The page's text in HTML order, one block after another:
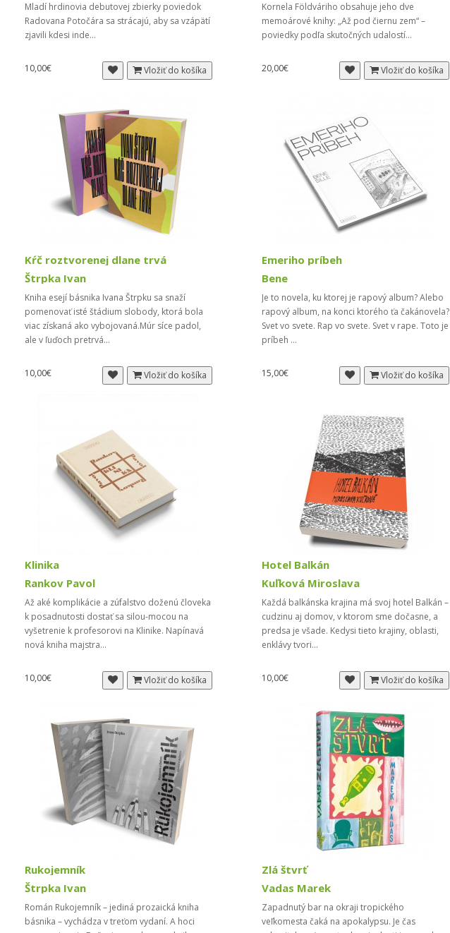
Mladí hrdinovia debutovej zbierky poviedok
Radovana Potočára sa strácajú, aby sa vzápätí
zjavili kdesi inde...
10,00€ Vložiť do košíka
Kornela Földváriho obsahuje jeho dve
memoárové knihy: „Až pod čiernu zem“ –
poviedky podľa skutočných udalostí...
20,00€ Vložiť do košíka
Kŕč roztvorenej dlane trvá
Štrpka Ivan
Kniha esejí básnika Ivana Štrpku sa snaží
pomenovať isté štádium slobody, ktorá bola
viac získaná ako vybojovaná.Múr síce padol,
ale v ľuďoch pretrvá...
10,00€ Vložiť do košíka
Emeriho príbeh
Bene
Je to novela, ku ktorej je rapový album? Alebo
rapový album, na konci ktorého ťa čakánovela?
Svet vo svete. Rap vo svete. Svet v rape. Toto je
príbeh ...
15,00€ Vložiť do košíka
Klinika
Rankov Pavol
Až aké komplikácie a zúfalstvo doženú človeka
k posadnutosti dostať sa silou-mocou na
vyšetrenie k profesorovi na Klinike. Napínavá
nová kniha majstra...
10,00€ Vložiť do košíka
Hotel Balkán
Kuľková Miroslava
Každá balkánska krajina má svoj hotel Balkán –
cudzinu aj domov, v ktorom sme dočasne, a
predsa je všade. Kedysi tieto krajiny, oblasti,
enklávy tvori...
10,00€ Vložiť do košíka
Rukojemník
Štrpka Ivan
Román Rukojemník – jediná prozaická kniha
básnika – vychádza v treťom vydaní. A hoci
Zlá štvrť
Vadas Marek
Zapadnutý bar na okraji tropického
veľkomesta čaká na apokalypsu. Je čas